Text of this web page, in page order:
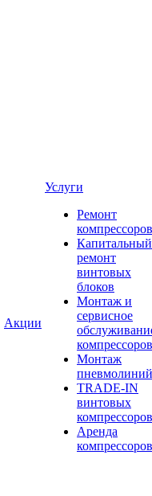
Акции
Услуги
Ремонт
компрессоров
Капитальный
ремонт
винтовых
блоков
Монтаж и
сервисное
компрессоров
Монтаж
пневмолиний
TRADE-IN
винтовых
компрессоров
Аренда
компрессоров